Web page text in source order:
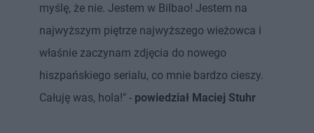
myślę, że nie. Jestem w Bilbao! Jestem na
najwyższym piętrze najwyższego wieżowca i
właśnie zaczynam zdjęcia do nowego
hiszpańskiego serialu, co mnie bardzo cieszy.
Całuję was, hola!" - powiedział Maciej Stuhr